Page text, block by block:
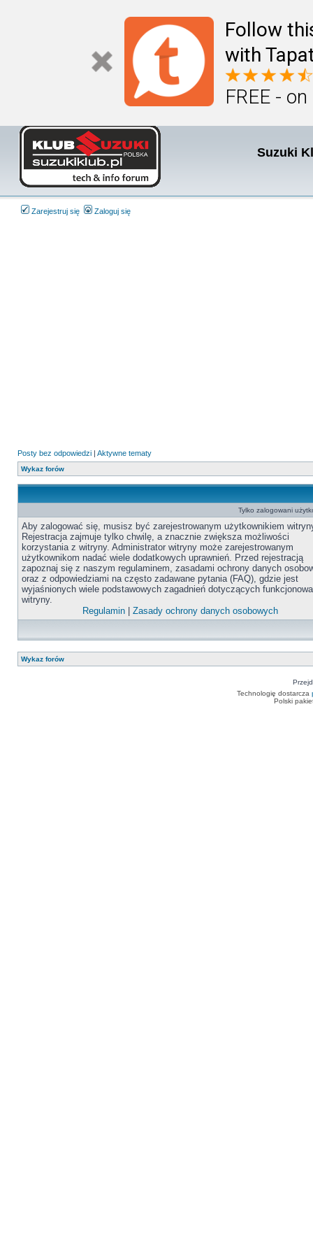
Follow
with
FREE -
Suzuki
Zarejestruj się Zaloguj się
Posty bez odpowiedzi | Aktywne tematy
Wykaz forów
Tylko zalogowani
Aby zalogować się, musisz być zarejestrowanym użytkownikiem
Rejestracja zajmuje tylko chwilę, a znacznie zwiększa możliwości
korzystania z witryny. Administrator witryny może zarejestrowanym
użytkownikom nadać wiele dodatkowych uprawnień. Przed rejestracją
zapoznaj się z naszym regulaminem, zasadami ochrony danych
oraz z odpowiedziami na często zadawane pytania (FAQ), gdzie jest
wyjaśnionych wiele podstawowych zagadnień dotyczących
witryny.
Regulamin| Zasady ochrony danych osobowych
Wykaz forów
Technologię dostarcza
Polski